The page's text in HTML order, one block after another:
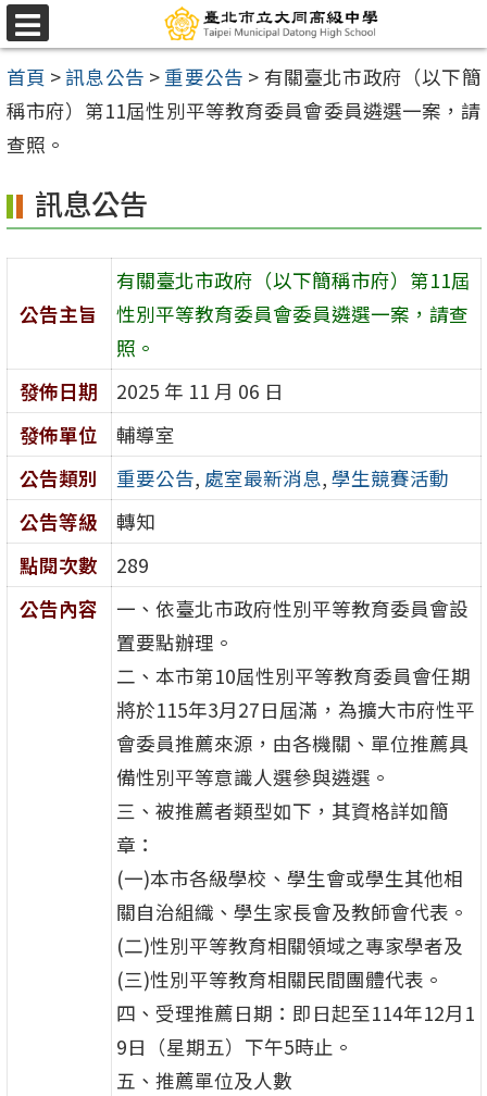
跳
至
主
要
內
區
選
單
首頁 >訊息公告 > 重要公告 > 有關臺北市政府（以下簡
稱市府）第11屆性別平等教育委員會委員遴選一案，請
查照。
訊息公告
公告主旨
有關臺北市政府（以下簡稱市府）第11屆
性別平等教育委員會委員遴選一案，請查
照。
發佈日期
2025 年 11 月 06 日
發佈單位
輔導室
公告類別
重要公告, 處室最新消息, 學生競賽活動
公告等級
轉知
點閱次數
289
公告內容
一、依臺北市政府性別平等教育委員會設
置要點辦理。
二、本市第10屆性別平等教育委員會任期
將於115年3月27日屆滿，為擴大市府性平
會委員推薦來源，由各機關、單位推薦具
備性別平等意識人選參與遴選。
三、被推薦者類型如下，其資格詳如簡
章：
(一)本市各級學校、學生會或學生其他相
關自治組織、學生家長會及教師會代表。
(二)性別平等教育相關領域之專家學者及
(三)性別平等教育相關民間團體代表。
四、受理推薦日期：即日起至114年12月1
9日（星期五）下午5時止。
五、推薦單位及人數